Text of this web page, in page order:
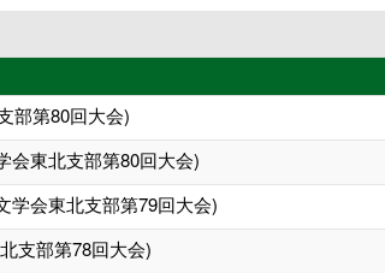
部第80回大会)
会東北支部第80回大会)
学会東北支部第79回大会)
支部第78回大会)